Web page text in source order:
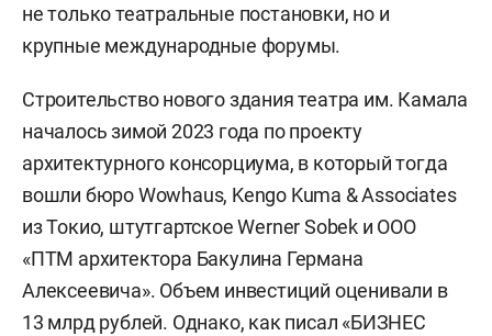
не только театральные постановки, но и
крупные международные форумы.
Строительство нового здания театра им. Камала
началось зимой 2023 года по проекту
архитектурного консорциума, в который тогда
вошли бюро Wowhaus, Kengo Kuma & Associates
из Токио, штутгартское Werner Sobek и ООО
«ПТМ архитектора Бакулина Германа
Алексеевича». Объем инвестиций оценивали в
13 млрд рублей. Однако, какписал «БИЗНЕС